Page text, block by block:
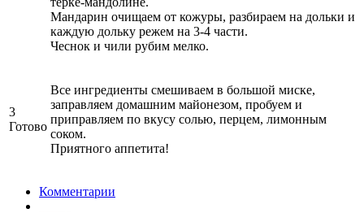
Мандарин очищаем от кожуры, разбираем на дольки и
каждую дольку режем на 3-4 части.
Чеснок и чили рубим мелко.
3
Готово
Все ингредиенты смешиваем в большой миске,
заправляем домашним майонезом, пробуем и
приправляем по вкусу солью, перцем, лимонным
соком.
Приятного аппетита!
Комментарии